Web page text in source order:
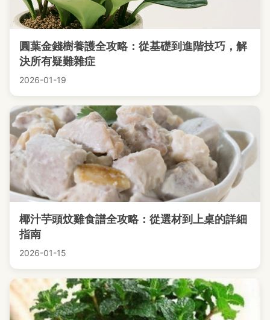
圓葉金錢樹養護全攻略：從基礎到進階技巧，解
決所有疑難雜症
2026-01-19
椰汁芋頭炆雞食譜全攻略：從選材到上桌的詳細
指南
2026-01-15